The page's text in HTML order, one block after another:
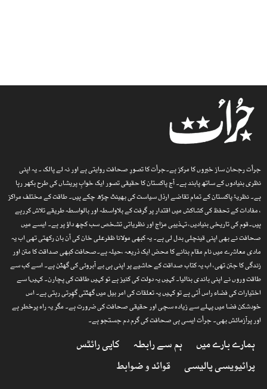
جرأت رجحان ساز خبروں کا مرکز ہے۔جرأت کا تصورِ صحافت روایتی ہے اور نہ لے پالک ۔ یہ اپنی
نظری بنیادوں کے ساتھ پابند ہے۔ آج پاکستان کا حقیقی تصور ایک خوابِ پریشاں کی طرح بکھر رہا
ہے۔ نظریۂ پاکستان کے تمام تقاضے ارذل سیاست کی بھینٹ چڑھ چکے ہیں۔ طاقت کے مختلف مراکز
، مفادات کے تحفظ کی کشاکش میں اقتدار پر گرفت کے بلاواسطہ اور بالواسطہ طریقے تلاش کررہے
ہیں۔قوم کی تاریخی بنیادیں، تہذیبی مزاج اور نظریاتی تشخص سب کچھ داؤ پر ہے۔ ایسے میں
صحافت نے بھی اپنی قینچلی بدل لی ہے۔ یہ کبھی مولانا ظفرعلی خان کی آن بان رکھتی تھی اب یہ
مادی معاشرے میں نام مقام بنانے کا محض ایک ذریعہ ،حیلہ ہے۔صحافت کبھی صداقت کا متن اور
زندگی کا جتن تھی، اب یہ کتاب صداقت کے حاشیے پر اپنی ہی بے آبروئی کی گھٹن ہے۔ اسے کب سے
طاقت وروں نے اپنی باندی بنالیا۔ کہیں یہ دولت کی کنیز ہے تو کہیں طاقت کی پچارن۔ کہیںا سے
اختیارات کی فضاء راس آتی ہے تو کہیں یہ تعلقات کی امر بیل میں گھٹتی گھِرتی رہتی ہے۔ اس
خودشکن فضا میں پہلے سے زیادہ سچی اور حقیقی صحافت کی ضرورت ہے۔ مگر یہ راہ پرخطر ہے
اور پرآزمائش بھی۔ جرأت ایسی ہی صحافت کی گرم دم جستجو ہے۔
ہمارے بارے میں ہم سے رابطہ
کاپی رائٹس
پرائیویسی پالیسی
قوائد و ضوابط